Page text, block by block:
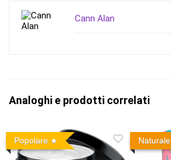
Cann Alan
Analoghi e prodotti correlati
Popolare Naturale